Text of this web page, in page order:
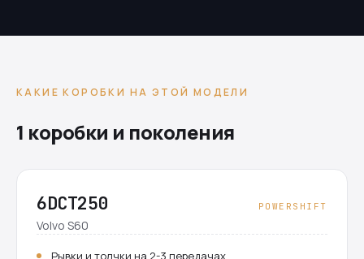
КАКИЕ КОРОБКИ НА ЭТОЙ МОДЕЛИ
1 коробки и поколения
6DCT250 POWERSHIFT
Volvo S60
Рывки и толчки на 2-3 передачах